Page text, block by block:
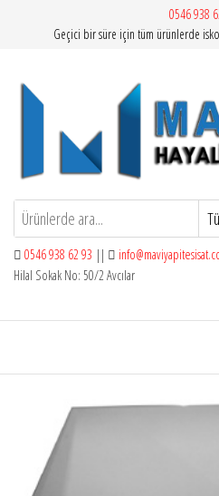
0546 938
Geçici bir süre için tüm ürünlerde
Mavi Yapı | Vitra
0546 938 62 93 ||
Hilal Sokak No: 50/2 Avcılar